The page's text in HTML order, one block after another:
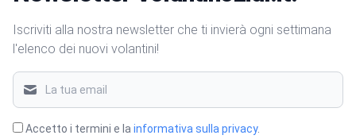
Iscriviti alla nostra newsletter che ti invierà ogni settimana
l'elenco dei nuovi volantini!
Accetto i termini e la informativa sulla privacy.